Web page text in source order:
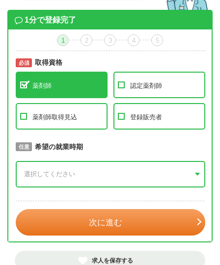
1分で登録完了
1 2 3 4 5
必須 取得資格
薬剤師 認定薬剤師
薬剤師取得見込 登録販売者
必須 取得予定年
任意 希望の就業時期
次に進む
求人を保存する